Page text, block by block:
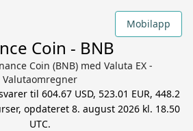
Mobilapp
Coin - BNB
Coin (BNB) med Valuta EX -
Valutaomregner
til 604.67 USD, 523.01 EUR, 448.2
opdateret 8. august 2026 kl. 18.50
UTC.